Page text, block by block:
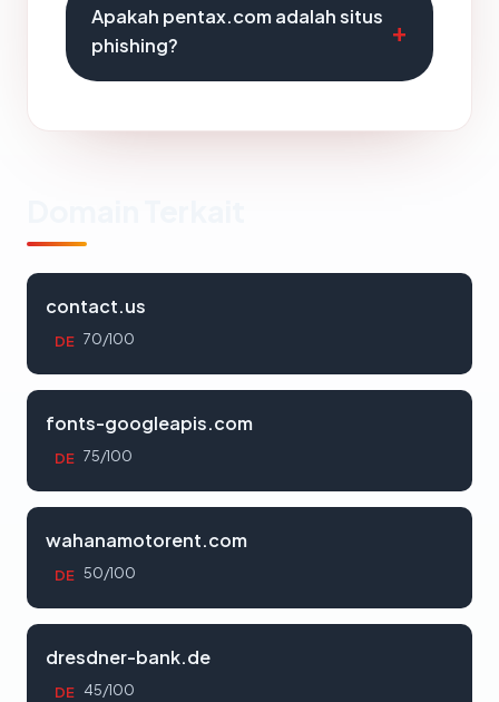
Apakah pentax.com adalah situs
phishing?
contact.us
DE 70/100
fonts-googleapis.com
DE 75/100
wahanamotorent.com
DE 50/100
dresdner-bank.de
DE 45/100